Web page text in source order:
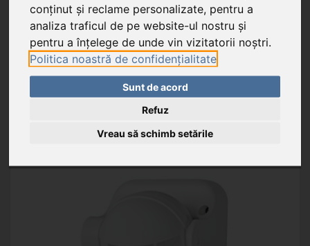
conținut și reclame personalizate, pentru a
analiza traficul de pe website-ul nostru și
pentru a înțelege de unde vin vizitatorii noștri.
Politica noastră de confidențialitate
Sunt de acord
Refuz
Vreau să schimb setările
Unitate de ambalare: 1 buc.
ADAUGĂ ÎN COŞ
FAVORIT